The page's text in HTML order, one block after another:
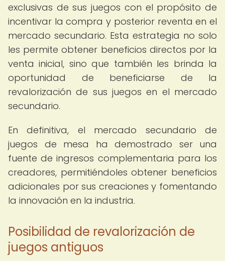
exclusivas de sus juegos con el propósito de
incentivar la compra y posterior reventa en el
mercado secundario. Esta estrategia no solo
les permite obtener beneficios directos por la
venta inicial, sino que también les brinda la
oportunidad de beneficiarse de la
revalorización de sus juegos en el mercado
secundario.
En definitiva, el mercado secundario de
juegos de mesa ha demostrado ser una
fuente de ingresos complementaria para los
creadores, permitiéndoles obtener beneficios
adicionales por sus creaciones y fomentando
la innovación en la industria.
Posibilidad de revalorización de
juegos antiguos